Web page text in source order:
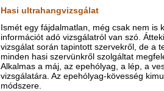
Hasi ultrahangvizsgálat
Ismét egy fájdalmatlan, még csak nem is
információt adó vizsgálatról van szó.
vizsgálat során tapintott szervekről, de a
minden hasi szervünkről szolgáltat
Alkalmas a máj, az epehólyag, a lép, a
vizsgálatára. Az epehólyag-kövesség
módszere.